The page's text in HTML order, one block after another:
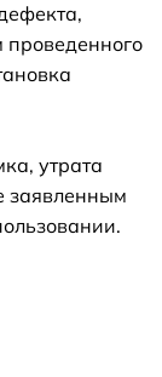
проведенного
утрата
заявленным